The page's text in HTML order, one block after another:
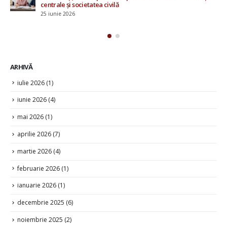
15 mai 2026
ARHIVĂ
iulie 2026(1)
iunie 2026(4)
mai 2026(1)
aprilie 2026(7)
martie 2026(4)
februarie 2026(1)
ianuarie 2026(1)
decembrie 2025 (6)